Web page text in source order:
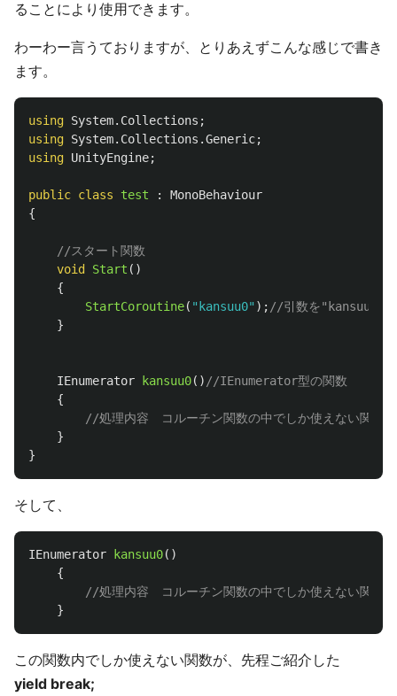
ることにより使用できます。
わーわー言うておりますが、とりあえずこんな感じで書き
ます。
using System.Collections ;
using System.Collections.Generic;
using UnityEngine;
public class test :
MonoBehaviour
{
//スタート関数
void
Start ()
{
StartCoroutine( "kansuu0" ); //引数を"kansuu0"と
}
IEnumerator kansuu0() //IEnumerator型の関数
{
//処理内容　コルーチン関数の中でしか使えない関数
}
}
そして、
IEnumerator kansuu0()
{
//処理内容　コルーチン関数の中でしか使えない関数
}
この関数内でしか使えない関数が、先程ご紹介した
yield break;